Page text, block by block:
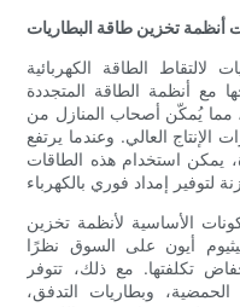
أنظمة تخزين طاقة البطاريات
الطاقة الكهربائية
مع أنظمة الطاقة المتجددة
مما يُمكّن أصحاب المنازل من
الإنتاج العالي. وعندما يرتفع
يمكن استخدام هذه الطاقات
الأساسية لأنظمة تخزين
أيون على السوق نظرًا
تكلفتها. مع ذلك، تتوفر
وبطاريات التدفق،